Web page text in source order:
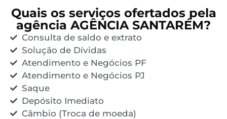
Quais os serviços ofertados pela
agência AGÊNCIA SANTARÉM?
Consulta de saldo e extrato
Solução de Dívidas
Atendimento e Negócios PF
Atendimento e Negócios PJ
Saque
Depósito Imediato
Câmbio (Troca de moeda)